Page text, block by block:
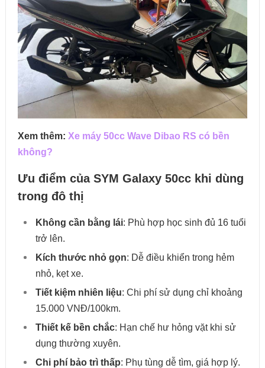
Xem thêm: Xe máy 50cc Wave Dibao RS có bền
không?
Ưu điểm của SYM Galaxy 50cc khi dùng
trong đô thị
Không cần bằng lái: Phù hợp học sinh đủ 16 tuổi
trở lên.
Kích thước nhỏ gọn: Dễ điều khiển trong hẻm
nhỏ, kẹt xe.
Tiết kiệm nhiên liệu: Chi phí sử dụng chỉ khoảng
15.000 VNĐ/100km.
Thiết kế bền chắc: Hạn chế hư hỏng vặt khi sử
dụng thường xuyên.
Chi phí bảo trì thấp: Phụ tùng dễ tìm, giá hợp lý.